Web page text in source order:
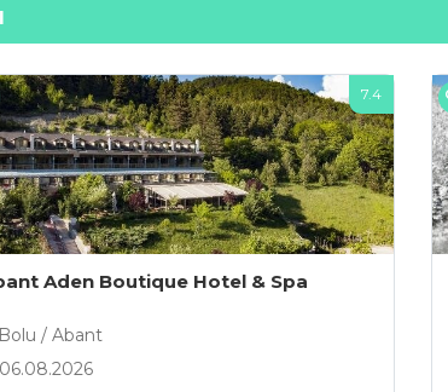
7.4
Aden Boutique Hotel & Spa
Bolu / Abant